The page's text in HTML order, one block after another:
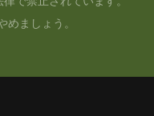
ましょう。